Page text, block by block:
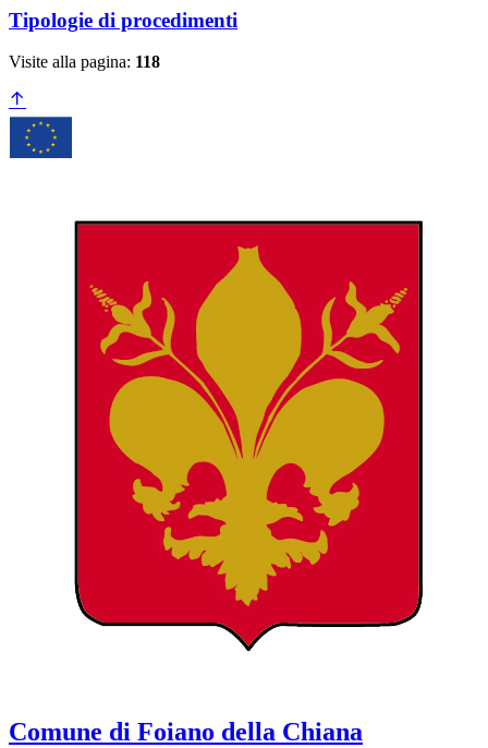
Tipologie di procedimenti
Visite alla pagina: 118
Comune di Foiano della Chiana